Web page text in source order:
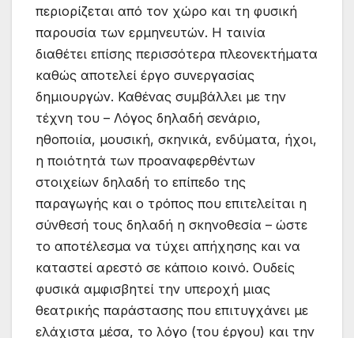
περιορίζεται από τον χώρο και τη φυσική
παρουσία των ερμηνευτών. Η ταινία
διαθέτει επίσης περισσότερα πλεονεκτήματα
καθώς αποτελεί έργο συνεργασίας
δημιουργών. Καθένας συμβάλλει με την
τέχνη του – Λόγος δηλαδή σενάριο,
ηθοποιία, μουσική, σκηνικά, ενδύματα, ήχοι,
η ποιότητά των προαναφερθέντων
στοιχείων δηλαδή το επίπεδο της
παραγωγής και ο τρόπος που επιτελείται η
σύνθεσή τους δηλαδή η σκηνοθεσία – ώστε
το αποτέλεσμα να τύχει απήχησης και να
καταστεί αρεστό σε κάποιο κοινό. Ουδείς
φυσικά αμφισβητεί την υπεροχή μιας
θεατρικής παράστασης που επιτυγχάνει με
ελάχιστα μέσα, το λόγο (του έργου) και την